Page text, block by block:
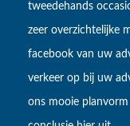
tweedehands
zeer overzichtelijke
facebook van uw
verkeer op bij uw
ons mooie